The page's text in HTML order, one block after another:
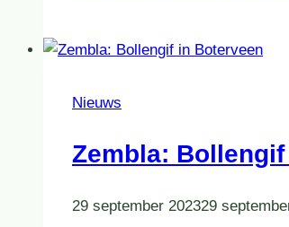
Nieuws
Zembla:
29 september 202329